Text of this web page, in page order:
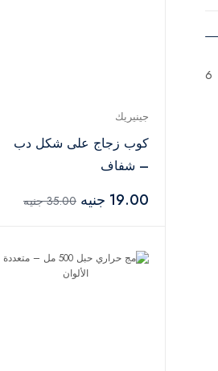
6
جينيريك
كوب زجاج على شكل دب
– شفاف
19.00 جنيه 35.00 جنيه